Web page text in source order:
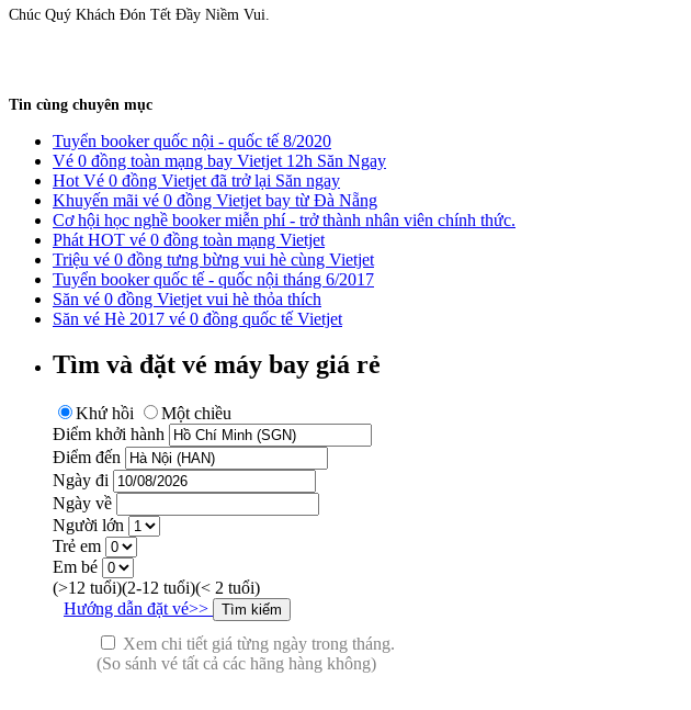
Chúc Quý Khách Đón Tết Đầy Niềm Vui.
Tin cùng chuyên mục
Tuyển booker quốc nội - quốc tế 8/2020
Vé 0 đồng toàn mạng bay Vietjet 12h Săn Ngay
Hot Vé 0 đồng Vietjet đã trở lại Săn ngay
​Khuyến mãi vé 0 đồng Vietjet bay từ Đà Nẵng
Cơ hội học nghề booker miễn phí - trở thành nhân viên chính thức.
Phát HOT vé 0 đồng toàn mạng Vietjet
​Triệu vé 0 đồng tưng bừng vui hè cùng Vietjet
Tuyển booker quốc tế - quốc nội tháng 6/2017
Săn vé 0 đồng Vietjet vui hè thỏa thích
​Săn vé Hè 2017 vé 0 đồng quốc tế Vietjet
Tìm và đặt vé máy bay giá rẻ
Khứ hồi
Một chiều
Điểm khởi hành
Điểm đến
Ngày đi
Ngày về
Người lớn
Trẻ em
Em bé
(>12 tuổi)(2-12 tuổi)(< 2 tuổi)
Hướng dẫn đặt vé>>
Xem chi tiết giá từng ngày trong tháng.
(So sánh vé tất cả các hãng hàng không)